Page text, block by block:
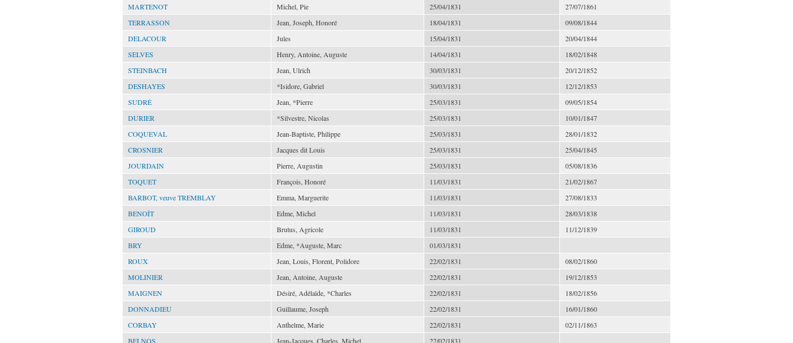
MARTENOT
Michel, Pie 25/04/1831
27/07/1861
TERRASSON
Jean, Joseph, Honoré 18/04/1831
09/08/1844
DELACOUR
Jules 15/04/1831
20/04/1844
SELVES
Henry, Antoine, Auguste 14/04/1831
18/02/1848
STEINBACH
Jean, Ulrich 30/03/1831
20/12/1852
DESHAYES
*Isidore, Gabriel 30/03/1831
12/12/1853
SUDRÉ
Jean, *Pierre 25/03/1831
09/05/1854
DURIER
*Silvestre, Nicolas 25/03/1831
10/01/1847
COQUEVAL
Jean-Baptiste, Philippe 25/03/1831
28/01/1832
CROSNIER
Jacques dit Louis 25/03/1831
25/04/1845
JOURDAIN
Pierre, Augustin 25/03/1831
05/08/1836
TOQUET
François, Honoré 11/03/1831
21/02/1867
BARBOT, veuve TREMBLAY
Emma, Marguerite 11/03/1831
27/08/1833
BENOÎT
Edme, Michel 11/03/1831
28/03/1838
GIROUD
Brutus, Agricole 11/03/1831
11/12/1839
BRY
Edme, *Auguste, Marc
01/03/1831
ROUX
Jean, Louis, Florent, Polidore 22/02/1831
08/02/1860
MOLINIER
Jean, Antoine, Auguste 22/02/1831
19/12/1853
MAIGNEN
Désiré, Adélaïde, *Charles 22/02/1831
18/02/1856
DONNADIEU
Guillaume, Joseph 22/02/1831
16/01/1860
CORBAY
Anthelme, Marie 22/02/1831
02/11/1863
BELNOS
Jean-Jacques, Charles, Michel 22/02/1831